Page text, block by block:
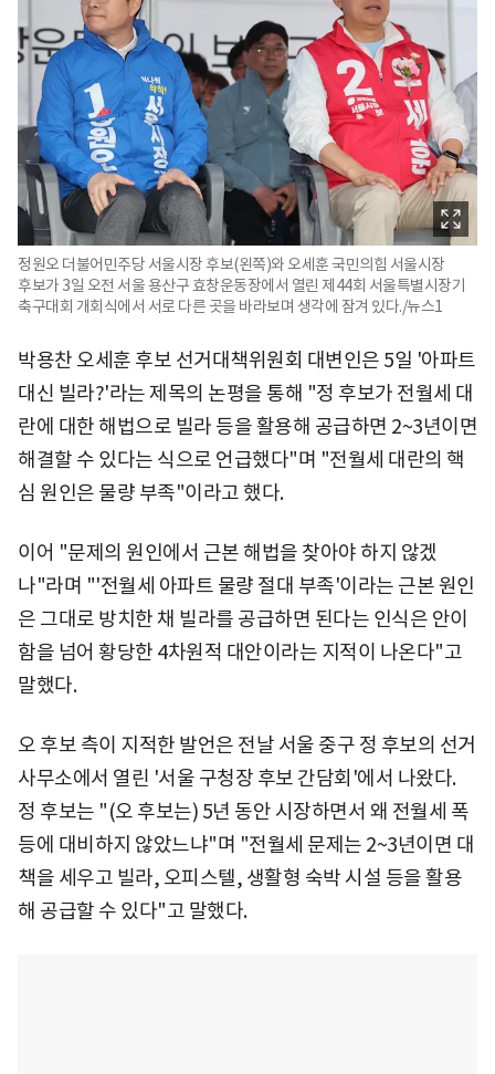
정원오 더불어민주당 서울시장 후보(왼쪽)와 오세훈 국민의힘 서울시장
후보가 3일 오전 서울 용산구 효창운동장에서 열린 제44회 서울특별시장기
축구대회 개회식에서 서로 다른 곳을 바라보며 생각에 잠겨 있다./뉴스1
박용찬 오세훈 후보 선거대책위원회 대변인은 5일 '아파트
대신 빌라?'라는 제목의 논평을 통해 "정 후보가 전월세 대
란에 대한 해법으로 빌라 등을 활용해 공급하면 2~3년이면
해결할 수 있다는 식으로 언급했다"며 "전월세 대란의 핵
심 원인은 물량 부족"이라고 했다.
이어 "문제의 원인에서 근본 해법을 찾아야 하지 않겠
나"라며 "'전월세 아파트 물량 절대 부족'이라는 근본 원인
은 그대로 방치한 채 빌라를 공급하면 된다는 인식은 안이
함을 넘어 황당한 4차원적 대안이라는 지적이 나온다"고
말했다.
오 후보 측이 지적한 발언은 전날 서울 중구 정 후보의 선거
사무소에서 열린 '서울 구청장 후보 간담회'에서 나왔다.
정 후보는 "(오 후보는) 5년 동안 시장하면서 왜 전월세 폭
등에 대비하지 않았느냐"며 "전월세 문제는 2~3년이면 대
책을 세우고 빌라, 오피스텔, 생활형 숙박 시설 등을 활용
해 공급할 수 있다"고 말했다.